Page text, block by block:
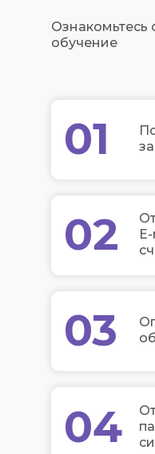
Ознакомьтесь
обучение
01
02
03
04